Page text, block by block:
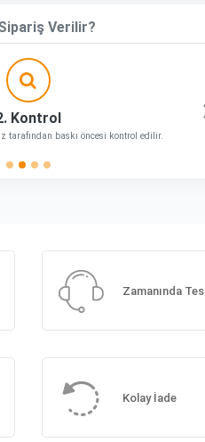
Verilir?
Kontrol
tarafından baskı öncesi kontrol edilir.
Zamanında
Kolay İade